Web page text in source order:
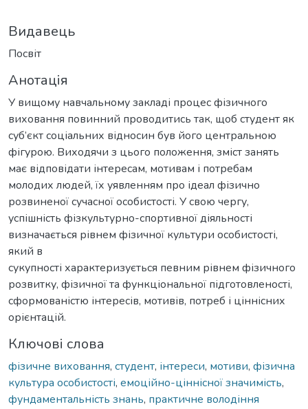
Видавець
Посвіт
Анотація
У вищому навчальному закладі процес фізичного
виховання повинний проводитись так, щоб студент як
суб’єкт соціальних відносин був його центральною
фігурою. Виходячи з цього положення, зміст занять
має відповідати інтересам, мотивам і потребам
молодих людей, їх уявленням про ідеал фізично
розвиненої сучасної особистості. У свою чергу,
успішність фізкультурно-спортивної діяльності
визначається рівнем фізичної культури особистості,
який в
сукупності характеризується певним рівнем фізичного
розвитку, фізичної та функціональної підготовленості,
сформованістю інтересів, мотивів, потреб і ціннісних
орієнтацій.
Ключові слова
фізичне виховання, студент, інтереси, мотиви, фізична
культура особистості, емоційно-ціннісної значимість,
фундаментальність знань, практичне володіння